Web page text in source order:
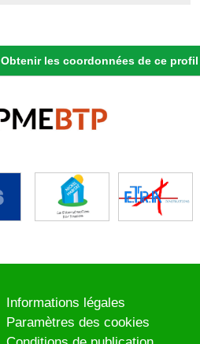
Obtenir les coordonnées de ce profil
Informations légales
Paramètres des cookies